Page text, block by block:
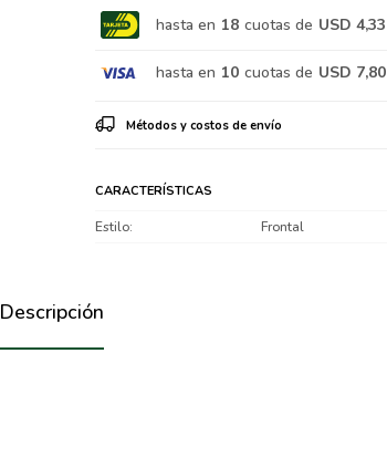
hasta en 18 cuotas de USD 4,33
hasta en 10 cuotas de USD 7,80
Métodos y costos de envío
CARACTERÍSTICAS
Estilo Frontal
Descripción